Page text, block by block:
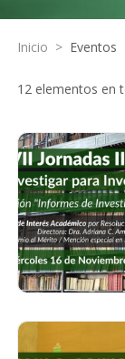
Inicio > Eventos
12 elementos en